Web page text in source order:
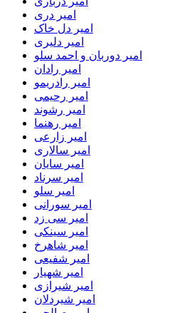
امیر دری
امیر دل خاک
امیر دلیری
امیر دوربان و احمد سلو
امیر رادان
امیر رادریمو
امیر رحیمی
امیر رشوند
امیر رهنما
امیر زارعی
امیر سالاری
امیر سایان
امیر سرناد
امیر سلو
امیر سورانی
امیر سی زد
امیر سینکی
امیر شاهرخ
امیر شفیعی
امیر شهیار
امیر شیرازی
امیر شیردلان